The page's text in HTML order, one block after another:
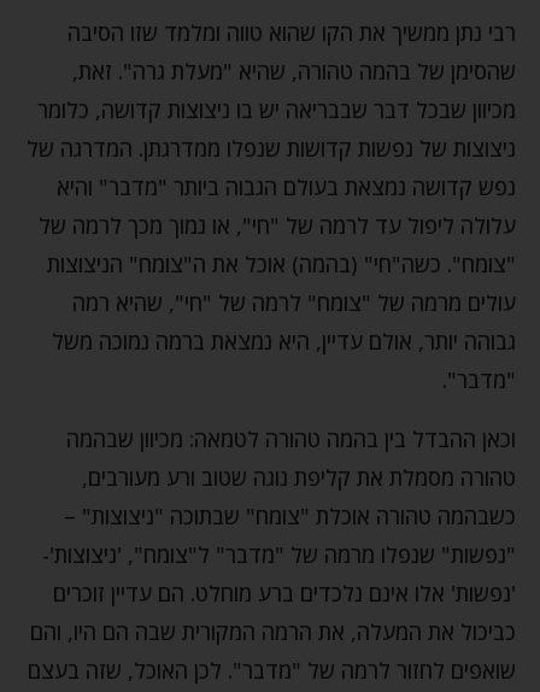
רבי נתן ממשיך את הקו שהוא טווה ומלמד שזו הסיבה
שהסימן של בהמה טהורה, שהיא "מעלת גרה". זאת,
מכיוון שבכל דבר שבבריאה יש בו ניצוצות קדושה, כלומר
ניצוצות של נפשות קדושות שנפלו ממדרגתן. המדרגה של
נפש קדושה נמצאת בעולם הגבוה ביותר "מדבר" והיא
עלולה ליפול עד לרמה של "חי", או נמוך מכך לרמה של
"צומח". כשה"חי" (בהמה) אוכל את ה"צומח" הניצוצות
עולים מרמה של "צומח" לרמה של "חי", שהיא רמה
גבוהה יותר, אולם עדיין, היא נמצאת ברמה נמוכה משל
"מדבר".
וכאן ההבדל בין בהמה טהורה לטמאה: מכיוון שבהמה
טהורה מסמלת את קליפת נוגה שטוב ורע מעורבים,
כשבהמה טהורה אוכלת "צומח" שבתוכה "ניצוצות" –
"נפשות" שנפלו מרמה של "מדבר" ל"צומח", 'ניצוצות'-
'נפשות' אלו אינם נלכדים ברע מוחלט. הם עדיין זוכרים
כביכול את המעלה, את הרמה המקורית שבה הם היו, והם
שואפים לחזור לרמה של "מדבר". לכן האוכל, שזה בעצם